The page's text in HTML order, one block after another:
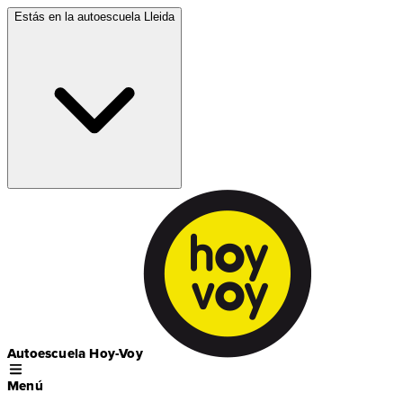
Estás en la autoescuela Lleida
Autoescuela Hoy-Voy
Menú